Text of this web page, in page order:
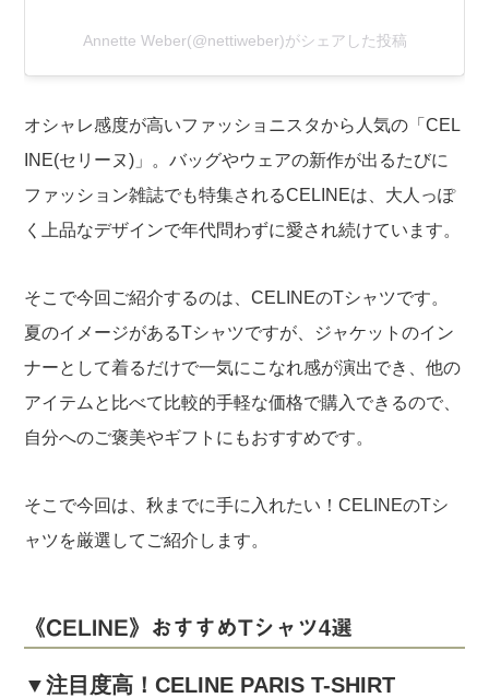
Annette Weber(@nettiweber)がシェアした投稿
オシャレ感度が高いファッショニスタから人気の「CEL
INE(セリーヌ)」。バッグやウェアの新作が出るたびに
ファッション雑誌でも特集されるCELINEは、大人っぽ
く上品なデザインで年代問わずに愛され続けています。
そこで今回ご紹介するのは、CELINEのTシャツです。
夏のイメージがあるTシャツですが、ジャケットのイン
ナーとして着るだけで一気にこなれ感が演出でき、他の
アイテムと比べて比較的手軽な価格で購入できるので、
自分へのご褒美やギフトにもおすすめです。
そこで今回は、秋までに手に入れたい！CELINEのTシ
ャツを厳選してご紹介します。
《CELINE》おすすめTシャツ4選
▼注目度高！CELINE PARIS T-SHIRT